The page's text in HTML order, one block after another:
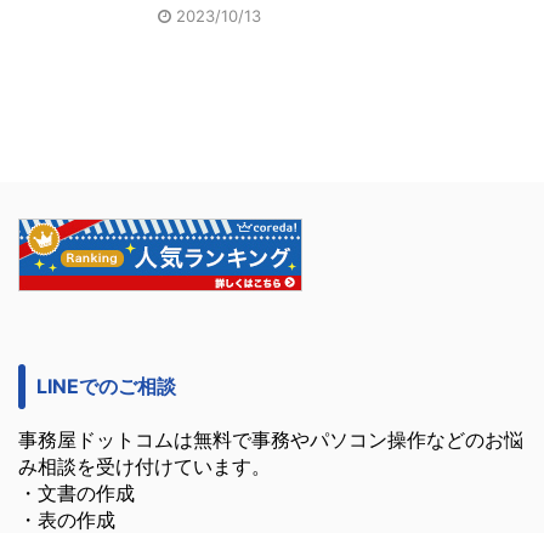
2023/10/13
LINEでのご相談
事務屋ドットコムは無料で事務やパソコン操作などのお悩
み相談を受け付けています。
・文書の作成
・表の作成